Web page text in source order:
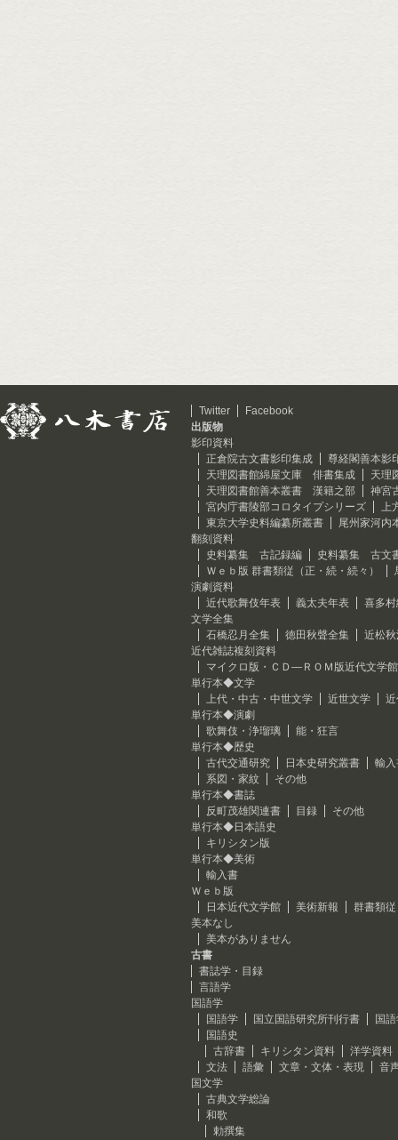
Twitter
Facebook
出版物
影印資料
正倉院古文書影印集成
尊経閣善本影
天理図書館綿屋文庫 俳書集成
天理
天理図書館善本叢書 漢籍之部
神宮
宮内庁書陵部コロタイプシリーズ
上
東京大学史料編纂所叢書
尾州家河内
翻刻資料
史料纂集 古記録編
史料纂集 古文
Ｗｅｂ版 群書類従（正・続・続々）
演劇資料
近代歌舞伎年表
義太夫年表
喜多
文学全集
石橋忍月全集
徳田秋聲全集
近松
近代雑誌複刻資料
マイクロ版・ＣＤ―ＲＯＭ版近代文学館
単行本◆文学
上代・中古・中世文学
近世文学
単行本◆演劇
歌舞伎・浄瑠璃
能・狂言
単行本◆歴史
古代交通研究
日本史研究叢書
輸
系図・家紋
その他
単行本◆書誌
反町茂雄関連書
目録
その他
単行本◆日本語史
キリシタン版
単行本◆美術
輸入書
Ｗｅｂ版
日本近代文学館
美術新報
群書類
美本なし
美本がありません
古書
書誌学・目録
言語学
国語学
国語学
国立国語研究所刊行書
国
国語史
古辞書
キリシタン資料
洋学資料
文法
語彙 文章・文体・表現
音
国文学
古典文学総論
和歌
勅撰集